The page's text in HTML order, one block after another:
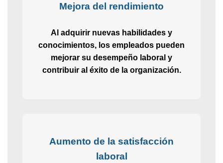
Mejora del rendimiento
Al adquirir nuevas habilidades y
conocimientos, los empleados pueden
mejorar su desempeño laboral y
contribuir al éxito de la organización.
Aumento de la satisfacción
laboral